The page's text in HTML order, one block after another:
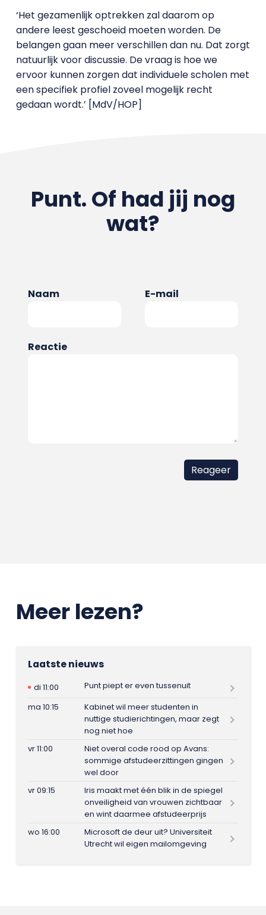
‘Het gezamenlijk optrekken zal daarom op
andere leest geschoeid moeten worden. De
belangen gaan meer verschillen dan nu. Dat zorgt
natuurlijk voor discussie. De vraag is hoe we
ervoor kunnen zorgen dat individuele scholen met
een specifiek profiel zoveel mogelijk recht
gedaan wordt.’ [MdV/HOP]
Punt. Of had jij nog
wat?
Naam E-mail
Reactie
Meer lezen?
Laatste nieuws
di 11:00
Punt piept er even tussenuit
ma 10:15
Kabinet wil meer studenten in
nuttige studierichtingen, maar zegt
nog niet hoe
vr 11:00
Niet overal code rood op Avans:
sommige afstudeerzittingen gingen
wel door
vr 09:15
Iris maakt met één blik in de spiegel
onveiligheid van vrouwen zichtbaar
en wint daarmee afstudeerprijs
wo 16:00
Microsoft de deur uit? Universiteit
Utrecht wil eigen mailomgeving